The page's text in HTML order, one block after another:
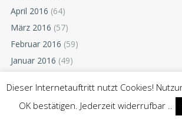
April 2016 (64)
März 2016 (57)
Februar 2016 (59)
Januar 2016 (49)
November 2015(55)
Oktober 2015(54)
Dieser Internetauftritt nutzt Cookies!
OK bestätigen. Jederzeit widerrufbar ..